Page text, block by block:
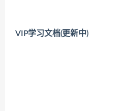
VIP学习文档(更新中)